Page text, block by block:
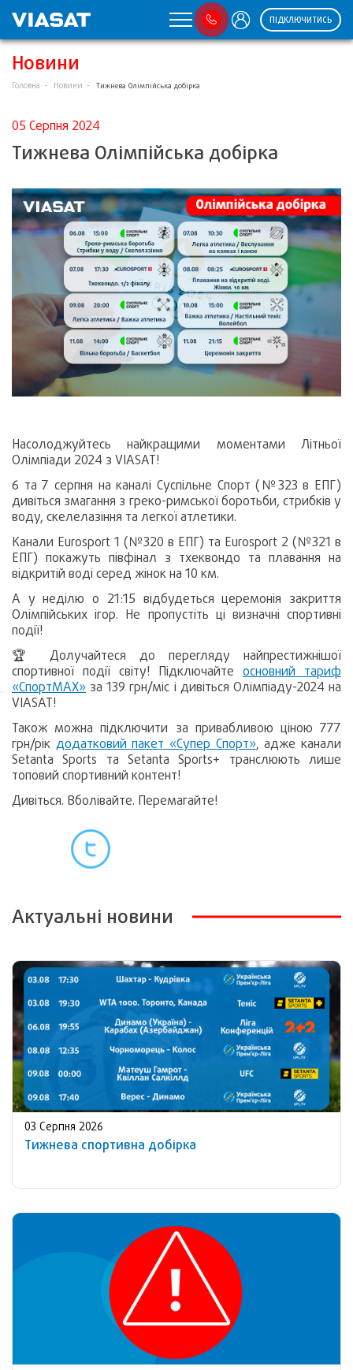
ПІДКЛЮЧИТИСЬ
Новини
Головна Новини Тижнева Олімпійська добірка
05 Серпня 2024
Тижнева Олімпійська добірка
Насолоджуйтесь найкращими моментами Літньої
Олімпіади 2024 з VIASAT!
6 та 7 серпня на каналі Суспільне Спорт (№323 в ЕПГ)
дивіться змагання з греко-римської боротьби, стрибків у
воду, скелелазіння та легкої атлетики.
Канали Eurosport 1 (№320 в ЕПГ) та Eurosport 2 (№321 в
ЕПГ) покажуть півфінал з тхеквондо та плавання на
відкритій воді серед жінок на 10 км.
А у неділю о 21:15 відбудеться церемонія закриття
Олімпійських ігор. Не пропустіть ці визначні спортивні
події!
🏆 Долучайтеся до перегляду найпрестижнішої
спортивної події світу! Підключайтеосновний тариф
«СпортМАХ» за 139 грн/міс і дивіться Олімпіаду-2024 на
VIASAT!
Також можна підключити за привабливою ціною 777
грн/рік додатковий пакет «Супер Спорт», адже канали
Setanta Sports та Setanta Sports+ транслюють лише
топовий спортивний контент!
Дивіться. Вболівайте. Перемагайте!
Актуальні новини
03 Серпня 2026
Тижнева спортивна добірка